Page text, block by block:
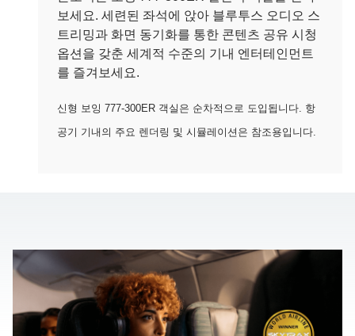
보세요. 세련된 좌석에 앉아 블루투스 오디오 스
트리밍과 화면 동기화를 통한 콘텐츠 공유 시청
옵션을 갖춘 세계적 수준의 기내 엔터테인먼트
를 즐겨보세요.
신형 보잉 777-300ER 객실은 순차적으로 도입됩니다. 항
공기 기내의 주요 렌더링 및 시뮬레이션은 참조용입니다.